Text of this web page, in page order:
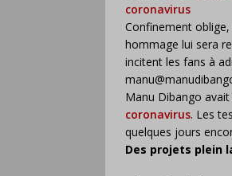
coronavirus
Confinement
hommage lui sera
incitent les fans à
Manu Dibango
coronavirus. Les
quelques jours
Des projets plein